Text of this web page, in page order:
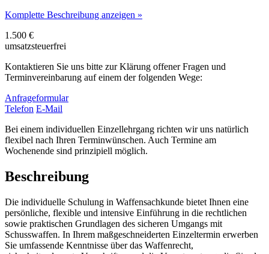
Komplette Beschreibung anzeigen »
1.500 €
umsatzsteuerfrei
Kontaktieren Sie uns bitte zur Klärung offener Fragen und
Terminvereinbarung auf einem der folgenden Wege:
Anfrageformular
Telefon E-Mail
Bei einem individuellen Einzellehrgang richten wir uns natürlich
flexibel nach Ihren Terminwünschen. Auch Termine am
Wochenende sind prinzipiell möglich.
Beschreibung
Die individuelle Schulung in Waffensachkunde bietet Ihnen eine
persönliche, flexible und intensive Einführung in die rechtlichen
sowie praktischen Grundlagen des sicheren Umgangs mit
Schusswaffen. In Ihrem maßgeschneiderten Einzeltermin erwerben
Sie umfassende Kenntnisse über das Waffenrecht,